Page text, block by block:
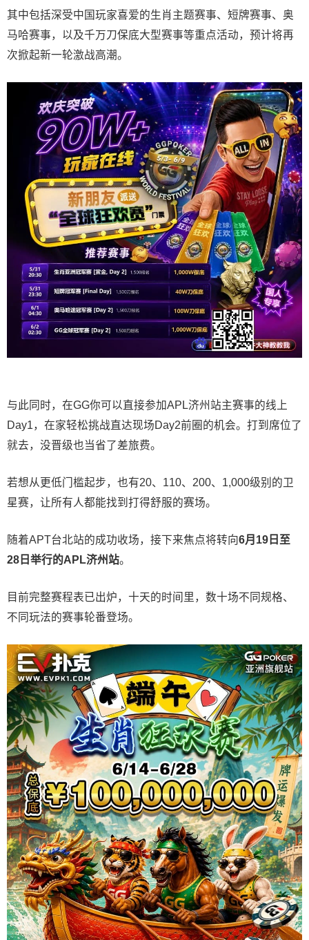
其中包括深受中国玩家喜爱的生肖主题赛事、短牌赛事、奥
马哈赛事，以及千万刀保底大型赛事等重点活动，预计将再
次掀起新一轮激战高潮。
与此同时，在GG你可以直接参加APL济州站主赛事的线上
Day1，在家轻松挑战直达现场Day2前圈的机会。打到席位了
就去，没晋级也当省了差旅费。
若想从更低门槛起步，也有20、110、200、1,000级别的卫
星赛，让所有人都能找到打得舒服的赛场。
随着APT台北站的成功收场，接下来焦点将转向6月 19 日至
28 日举行的APL济州站。
目前完整赛程表已出炉，十天的时间里，数十场不同规格、
不同玩法的赛事轮番登场。